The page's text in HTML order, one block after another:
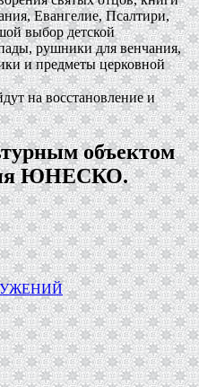
Евангелие, Псалтири,
выбор детской
рушники для венчания,
и предметы церковной
на восстановление и
объектом
ЮНЕСКО.